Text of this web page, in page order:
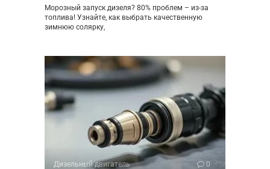
Морозный запуск дизеля? 80% проблем – из-за
топлива! Узнайте, как выбрать качественную
зимнюю солярку,
Дизельный двигатель 0